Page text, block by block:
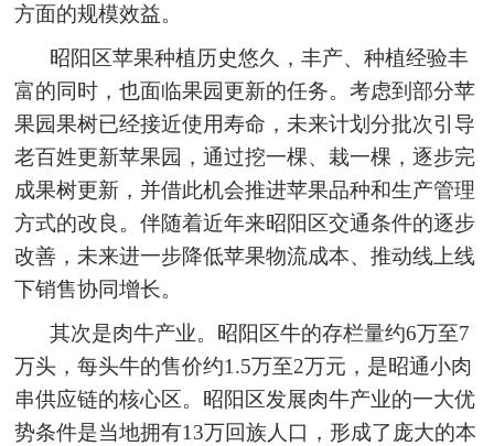
方面的规模效益。
昭阳区苹果种植历史悠久，丰产、种植经验丰
富的同时，也面临果园更新的任务。考虑到部分苹
果园果树已经接近使用寿命，未来计划分批次引导
老百姓更新苹果园，通过挖一棵、栽一棵，逐步完
成果树更新，并借此机会推进苹果品种和生产管理
方式的改良。伴随着近年来昭阳区交通条件的逐步
改善，未来进一步降低苹果物流成本、推动线上线
下销售协同增长。
其次是肉牛产业。昭阳区牛的存栏量约6万至7
万头，每头牛的售价约1.5万至2万元，是昭通小肉
串供应链的核心区。昭阳区发展肉牛产业的一大优
势条件是当地拥有13万回族人口，形成了庞大的本